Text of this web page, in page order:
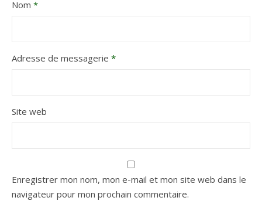
Nom *
Adresse de messagerie *
Site web
Enregistrer mon nom, mon e-mail et mon site web dans le
navigateur pour mon prochain commentaire.